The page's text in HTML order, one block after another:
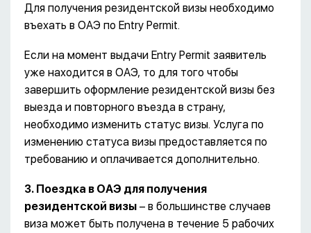
Для получения резидентской визы необходимо
въехать в ОАЭ по Entry Permit.
Если на момент выдачи Entry Permit заявитель
уже находится в ОАЭ, то для того чтобы
завершить оформление резидентской визы без
выезда и повторного въезда в страну,
необходимо изменить статус визы. Услуга по
изменению статуса визы предоставляется по
требованию и оплачивается дополнительно.
3. Поездка в ОАЭ для получения
резидентской визы – в большинстве случаев
виза может быть получена в течение 5 рабочих